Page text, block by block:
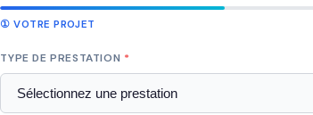
① VOTRE PROJET
TYPE DE PRESTATION *